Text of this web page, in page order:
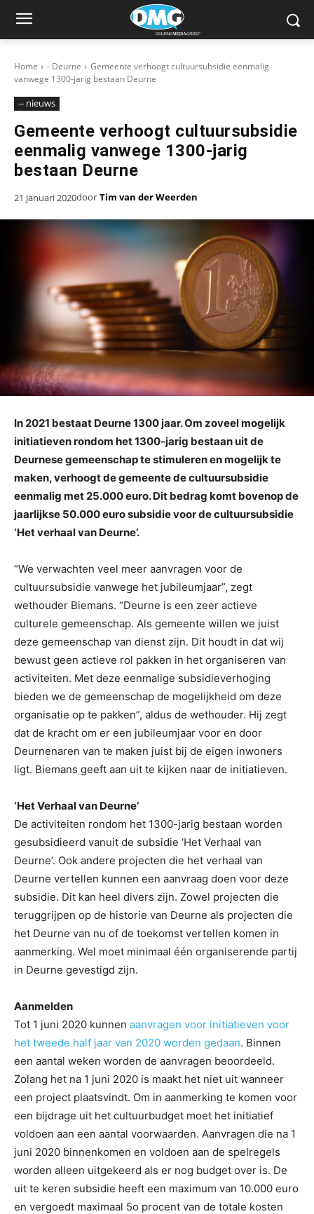
Home - Deurne
Gemeente verhoogt cultuursubsidie eenmalig
vanwege 1300-jarig bestaan Deurne
-- nieuws
Gemeente verhoogt cultuursubsidie
eenmalig vanwege 1300-jarig
bestaan Deurne
21 januari 2020door Tim van der Weerden
In 2021 bestaat Deurne 1300 jaar. Om zoveel mogelijk
initiatieven rondom het 1300-jarig bestaan uit de
Deurnese gemeenschap te stimuleren en mogelijk te
maken, verhoogt de gemeente de cultuursubsidie
eenmalig met 25.000 euro. Dit bedrag komt bovenop de
jaarlijkse 50.000 euro subsidie voor de cultuursubsidie
‘Het verhaal van Deurne’.
“We verwachten veel meer aanvragen voor de
cultuursubsidie vanwege het jubileumjaar”, zegt
wethouder Biemans. “Deurne is een zeer actieve
culturele gemeenschap. Als gemeente willen we juist
deze gemeenschap van dienst zijn. Dit houdt in dat wij
bewust geen actieve rol pakken in het organiseren van
activiteiten. Met deze eenmalige subsidieverhoging
bieden we de gemeenschap de mogelijkheid om deze
organisatie op te pakken”, aldus de wethouder. Hij zegt
dat de kracht om er een jubileumjaar voor en door
Deurnenaren van te maken juist bij de eigen inwoners
ligt. Biemans geeft aan uit te kijken naar de initiatieven.
‘Het Verhaal van Deurne’
De activiteiten rondom het 1300-jarig bestaan worden
gesubsidieerd vanuit de subsidie ‘Het Verhaal van
Deurne’. Ook andere projecten die het verhaal van
Deurne vertellen kunnen een aanvraag doen voor deze
subsidie. Dit kan heel divers zijn. Zowel projecten die
teruggrijpen op de historie van Deurne als projecten die
het Deurne van nu of de toekomst vertellen komen in
aanmerking. Wel moet minimaal één organiserende partij
in Deurne gevestigd zijn.
Aanmelden
Tot 1 juni 2020 kunnen aanvragen voor initiatieven voor
het tweede half jaar van 2020 worden gedaan. Binnen
een aantal weken worden de aanvragen beoordeeld.
Zolang het na 1 juni 2020 is maakt het niet uit wanneer
een project plaatsvindt. Om in aanmerking te komen voor
een bijdrage uit het cultuurbudget moet het initiatief
voldoen aan een aantal voorwaarden. Aanvragen die na 1
juni 2020 binnenkomen en voldoen aan de spelregels
worden alleen uitgekeerd als er nog budget over is. De
uit te keren subsidie heeft een maximum van 10.000 euro
en vergoedt maximaal 5o procent van de totale kosten